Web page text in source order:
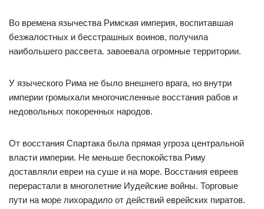
Во времена язычества Римская империя, воспитавшая
безжалостных и бесстрашных воинов, получила
наибольшего рассвета. завоевала огромные территории.
У языческого Рима не было внешнего врага, но внутри
империи громыхали многочисленные восстания рабов и
недовольных покоренных народов.
От восстания Спартака была прямая угроза центральной
власти империи. Не меньше беспокойства Риму
доставляли евреи на суше и на море. Восстания евреев
перерастали в многолетние Иудейские войны. Торговые
пути на море лихорадило от действий еврейских пиратов.